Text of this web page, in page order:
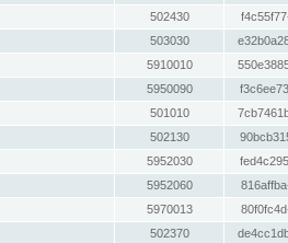
502430
503030
5910010
5950090
501010
502130
5952030
5952060
5970013
502370